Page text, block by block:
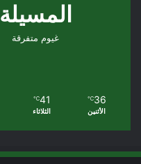
المسيلة
غيوم متفرقة
36
℃
الأثنين
41
℃
الثلاثاء